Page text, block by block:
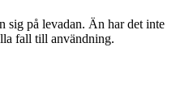
sig på levadan. Än har det inte
fall till användning.